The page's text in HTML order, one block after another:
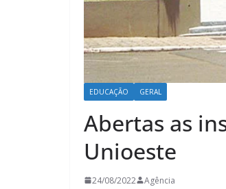
EDUCAÇÃO GERAL
Abertas as
Unioeste
24/08/2022 Agência